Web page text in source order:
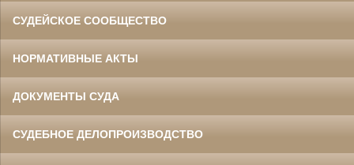
СУДЕЙСКОЕ СООБЩЕСТВО
НОРМАТИВНЫЕ АКТЫ
ДОКУМЕНТЫ СУДА
СУДЕБНОЕ ДЕЛОПРОИЗВОДСТВО